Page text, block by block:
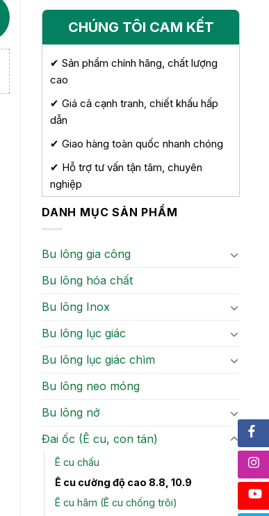
CHÚNG TÔI CAM KẾT
✔ Sản phẩm chính hãng, chất lượng
cao
✔ Giá cả cạnh tranh, chiết khấu hấp
dẫn
✔ Giao hàng toàn quốc nhanh chóng
✔ Hỗ trợ tư vấn tận tâm, chuyên
nghiệp
DANH MỤC SẢN PHẨM
Bu lông gia công
Bu lông hóa chất
Bu lông Inox
Bu lông lục giác
Bu lông lục giác chìm
Bu lông neo móng
Bu lông nở
Đai ốc (Ê cu, con tán)
Ê cu chấu
Ê cu cường độ cao 8.8, 10.9
Ê cu hãm (Ê cu chống trôi)